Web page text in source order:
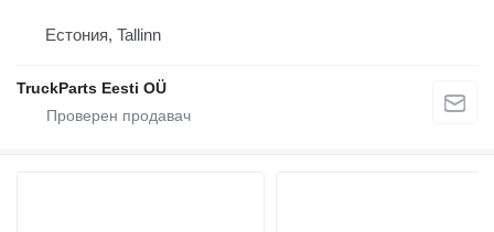
Естония, Tallinn
TruckParts Eesti OÜ